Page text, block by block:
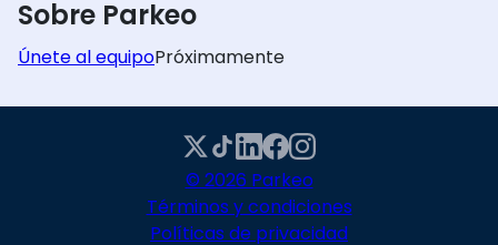
Sobre Parkeo
Únete al equipoPróximamente
© 2026 Parkeo
Términos y condiciones
Políticas de privacidad